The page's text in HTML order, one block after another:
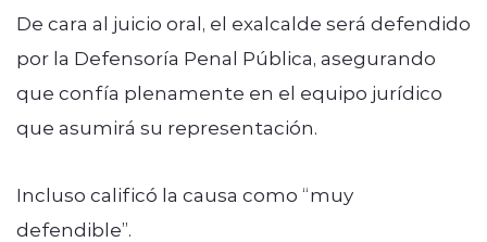
De cara al juicio oral, el exalcalde será defendido
por la Defensoría Penal Pública, asegurando
que confía plenamente en el equipo jurídico
que asumirá su representación.
Incluso calificó la causa como “muy
defendible”.